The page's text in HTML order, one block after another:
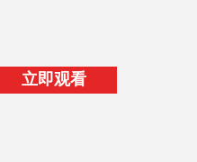
立即观看